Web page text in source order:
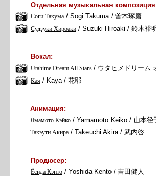
Отдельная музыкальная
Соги Такума / Sogi Takuma / 曽木琢磨
Судзуки Хироаки / Suzuki Hiroaki / 鈴木裕
Вокал:
Utahime Dream All Stars / ウタヒメドリーム
Кая / Kaya / 花耶
Анимация:
Ямамото Кэйко / Yamamoto Keiko / 山本径
Такэути Акира / Takeuchi Akira / 武内啓
Продюсер:
Ёсида Кэнто / Yoshida Kento / 吉田健人